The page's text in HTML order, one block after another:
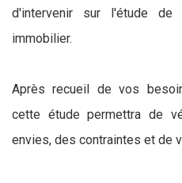
d'intervenir sur l'étude
immobilier.
Après recueil de vos
cette étude permettra de
envies, des contraintes et de